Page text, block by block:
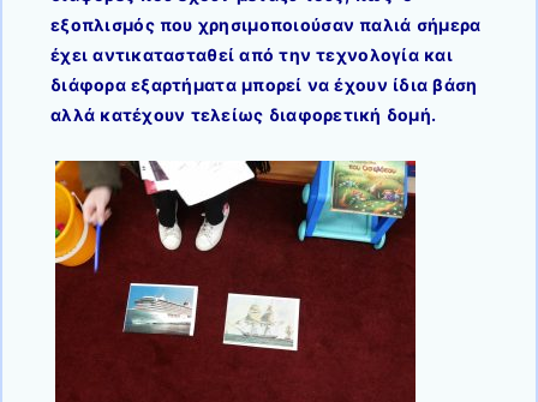
εξοπλισμός που χρησιμοποιούσαν παλιά σήμερα
έχει αντικατασταθεί από την τεχνολογία και
διάφορα εξαρτήματα μπορεί να έχουν ίδια βάση
αλλά κατέχουν τελείως διαφορετική δομή.